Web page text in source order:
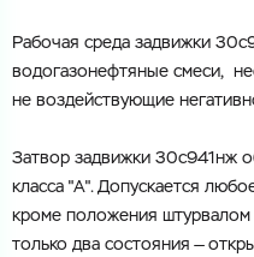
Рабочая среда задвижки
водогазонефтяные смеси,
не воздействующие
Затвор задвижки 30с941нж
класса "А". Допускается
кроме положения штурвалом
только два состояния —